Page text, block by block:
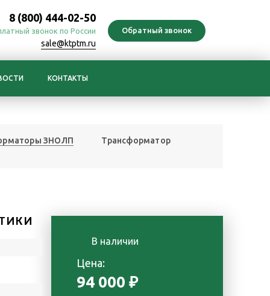
8 (800) 444-02-50
звонок по России
sale@ktptm.ru
КОНТАКТЫ
ЗНОЛП
Трансформатор
В наличии
Цена:
94 000 ₽